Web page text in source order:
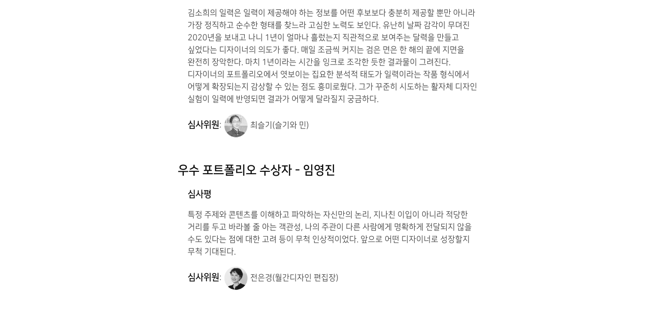
김소희의 일력은 일력이 제공해야 하는 정보를 어떤 후보보다 충분히 제공할 뿐만 아니라
가장 정직하고 순수한 형태를 찾느라 고심한 노력도 보인다. 유난히 날짜 감각이 무뎌진
2020년을 보내고 나니 1년이 얼마나 흘렀는지 직관적으로 보여주는 달력을 만들고
싶었다는 디자이너의 의도가 좋다. 매일 조금씩 커지는 검은 면은 한 해의 끝에 지면을
완전히 장악한다. 마치 1년이라는 시간을 잉크로 조각한 듯한 결과물이 그려진다.
디자이너의 포트폴리오에서 엿보이는 집요한 분석적 태도가 일력이라는 작품 형식에서
어떻게 확장되는지 감상할 수 있는 점도 흥미로웠다. 그가 꾸준히 시도하는 활자체 디자인
실험이 일력에 반영되면 결과가 어떻게 달라질지 궁금하다.
심사위원: 최슬기(슬기와 민)
우수 포트폴리오 수상자 - 임영진
심사평
특정 주제와 콘텐츠를 이해하고 파악하는 자신만의 논리, 지나친 이입이 아니라 적당한
거리를 두고 바라볼 줄 아는 객관성, 나의 주관이 다른 사람에게 명확하게 전달되지 않을
수도 있다는 점에 대한 고려 등이 무척 인상적이었다. 앞으로 어떤 디자이너로 성장할지
무척 기대된다.
심사위원: 전은경(월간디자인 편집장)